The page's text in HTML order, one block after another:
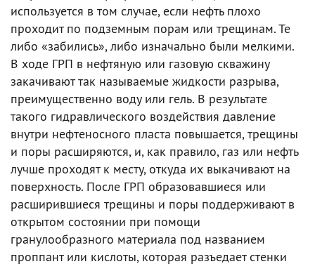
используется в том случае, если нефть плохо
проходит по подземным порам или трещинам. Те
либо «забились», либо изначально были мелкими.
В ходе ГРП в нефтяную или газовую скважину
закачивают так называемые жидкости разрыва,
преимущественно воду или гель. В результате
такого гидравлического воздействия давление
внутри нефтеносного пласта повышается, трещины
и поры расширяются, и, как правило, газ или нефть
лучше проходят к месту, откуда их выкачивают на
поверхность. После ГРП образовавшиеся или
расширившиеся трещины и поры поддерживают в
открытом состоянии при помощи
гранулообразного материала под названием
проппант или кислоты, которая разъедает стенки